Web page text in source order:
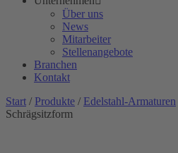
Über uns
News
Mitarbeiter
Stellenangebote
Branchen
Kontakt
Start / Produkte / Edelstahl-Armaturen
Schrägsitzform